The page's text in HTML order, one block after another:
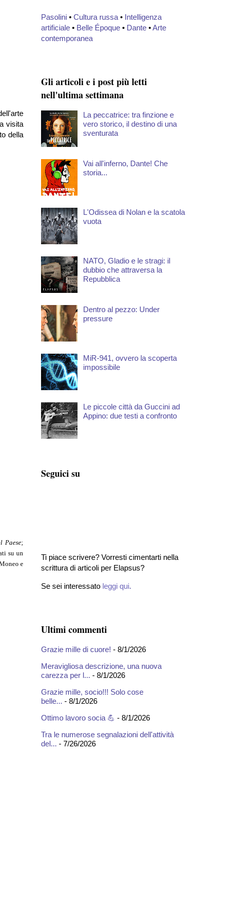
visita
della
Paese;
su un
e
Pasolini • Cultura russa • Intelligenza
artificiale • Belle Époque • Dante •Arte
contemporanea
Gli articoli e i post più letti
nell'ultima settimana
La peccatrice: tra finzione e
vero storico, il destino di una
sventurata
Vai all'inferno, Dante! Che
storia...
L'Odissea di Nolan e la scatola
vuota
NATO, Gladio e le stragi: il
dubbio che attraversa la
Repubblica
Dentro al pezzo: Under
pressure
MiR-941, ovvero la scoperta
impossibile
Le piccole città da Guccini ad
Appino: due testi a confronto
Seguici su
Ti piace scrivere? Vorresti cimentarti nella
scrittura di articoli per Elapsus?
Se sei interessato leggi qui.
Ultimi commenti
Grazie mille di cuore! - 8/1/2026
Meravigliosa descrizione, una nuova
carezza per l... - 8/1/2026
Grazie mille, socio!!! Solo cose
belle... - 8/1/2026
Ottimo lavoro socia 💪 - 8/1/2026
Tra le numerose segnalazioni dell'attività
del... - 7/26/2026